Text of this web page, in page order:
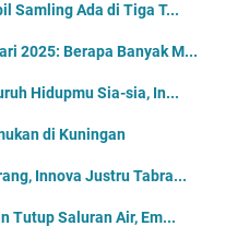
Samling Ada di Tiga T...
2025: Berapa Banyak M...
Hidupmu Sia-sia, In...
di Kuningan
Innova Justru Tabra...
Tutup Saluran Air, Em...